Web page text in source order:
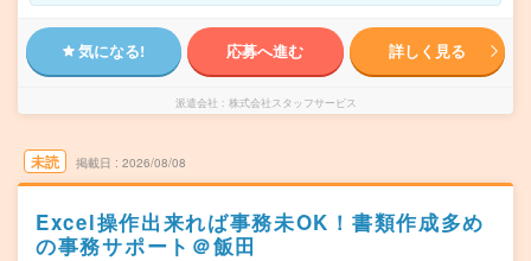
気になる! 応募へ進む 詳しく見る
派遣会社 株式会社スタッフサービス
未読 掲載日 2026/08/08
Excel操作出来れば事務未OK！書類作成多め
の事務サポート＠飯田